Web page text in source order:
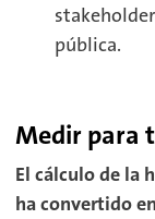
pública.
Medir para
El cálculo de la
ha convertido